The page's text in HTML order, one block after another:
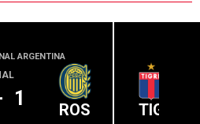
ARGENTINA
1 ROS TIG